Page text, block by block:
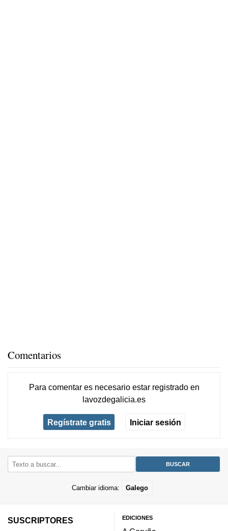
Comentarios
Para comentar es necesario estar registradoen
lavozdegalicia.es
Regístrate gratis Iniciar sesión
Cambiar idioma: Galego
SUSCRIPTORES EDICIONES